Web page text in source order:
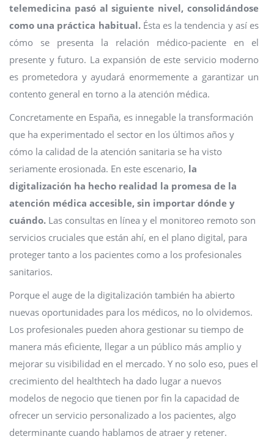
telemedicina pasó al siguiente nivel, consolidándose
como una práctica habitual.Ésta es la tendencia y así es
cómo se presenta la relación médico-paciente en el
presente y futuro. La expansión de este servicio moderno
es prometedora y ayudará enormemente a garantizar un
contento general en torno a la atención médica.
Concretamente en España, es innegable la transformación
que ha experimentado el sector en los últimos años y
cómo la calidad de la atención sanitaria se ha visto
seriamente erosionada. En este escenario, la
digitalización ha hecho realidad la promesa de la
atención médica accesible, sin importar dónde y
cuándo. Las consultas en línea y el monitoreo remoto son
servicios cruciales que están ahí, en el plano digital, para
proteger tanto a los pacientes como a los profesionales
sanitarios.
Porque el auge de la digitalización también ha abierto
nuevas oportunidades para los médicos, no lo olvidemos.
Los profesionales pueden ahora gestionar su tiempo de
manera más eficiente, llegar a un público más amplio y
mejorar su visibilidad en el mercado. Y no solo eso, pues el
crecimiento del healthtech ha dado lugar a nuevos
modelos de negocio que tienen por fin la capacidad de
ofrecer un servicio personalizado a los pacientes, algo
determinante cuando hablamos de atraer y retener.